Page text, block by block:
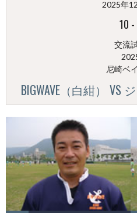
2025年
10 -
交流
尼崎ベ
BIGWAVE（白紺） VS